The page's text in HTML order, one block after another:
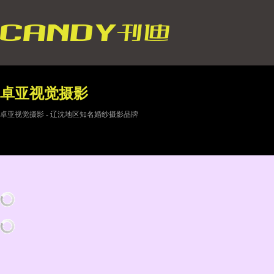
卓亚视觉摄影
卓亚视觉摄影 - 辽沈地区知名婚纱摄影品牌